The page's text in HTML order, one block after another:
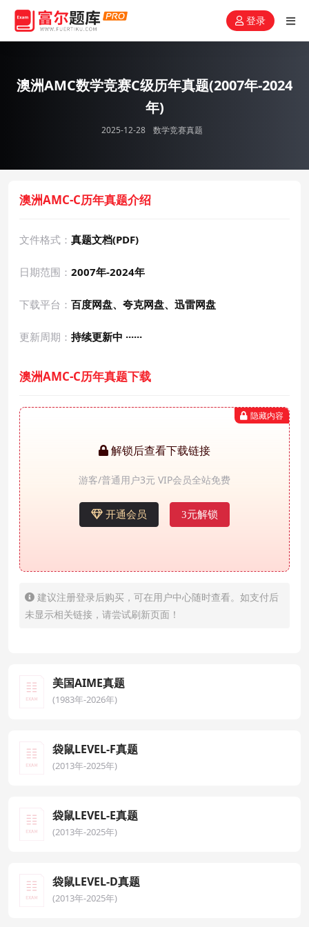
登录
澳洲AMC数学竞赛C级历年真题(2007年-2024
年)
2025-12-28 数学竞赛真题
澳洲AMC-C历年真题介绍
文件格式： 真题文档(PDF)
日期范围： 2007年-2024年
下载平台： 百度网盘、夸克网盘、迅雷网盘
更新周期： 持续更新中 ······
澳洲AMC-C历年真题下载
隐藏内容
解锁后查看下载链接
游客/普通用户3元 VIP会员全站免费
开通会员 3元解锁
建议注册登录后购买，可在用户中心随时查看。如支付后
未显示相关链接，请尝试刷新页面！
美国AIME真题
(1983年-2026年)
袋鼠LEVEL-F真题
(2013年-2025年)
袋鼠LEVEL-E真题
(2013年-2025年)
袋鼠LEVEL-D真题
(2013年-2025年)